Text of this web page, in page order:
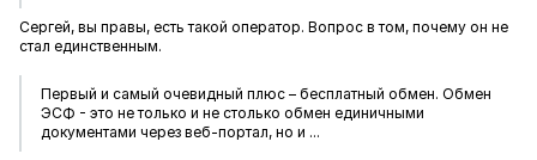
Сергей, вы правы, есть такой оператор. Вопрос в том, почему он не
стал единственным.
Первый и самый очевидный плюс – бесплатный обмен. Обмен
ЭСФ - это не только и не столько обмен единичными
документами через веб-портал, но и ...